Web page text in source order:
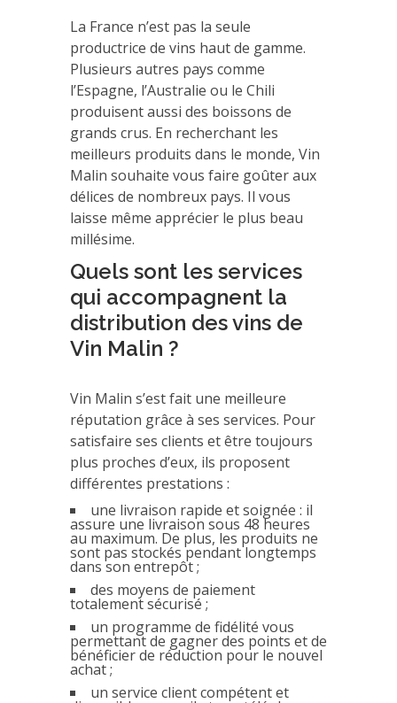
La France n’est pas la seule
productrice de vins haut de gamme.
Plusieurs autres pays comme
l’Espagne, l’Australie ou le Chili
produisent aussi des boissons de
grands crus. En recherchant les
meilleurs produits dans le monde, Vin
Malin souhaite vous faire goûter aux
délices de nombreux pays. Il vous
laisse même apprécier le plus beau
millésime.
Quels sont les services
qui accompagnent la
distribution des vins de
Vin Malin ?
Vin Malin s’est fait une meilleure
réputation grâce à ses services. Pour
satisfaire ses clients et être toujours
plus proches d’eux, ils proposent
différentes prestations :
une livraison rapide et soignée : il
assure une livraison sous 48 heures
au maximum. De plus, les produits ne
sont pas stockés pendant longtemps
dans son entrepôt ;
des moyens de paiement
totalement sécurisé ;
un programme de fidélité vous
permettant de gagner des points et de
bénéficier de réduction pour le nouvel
achat ;
un service client compétent et